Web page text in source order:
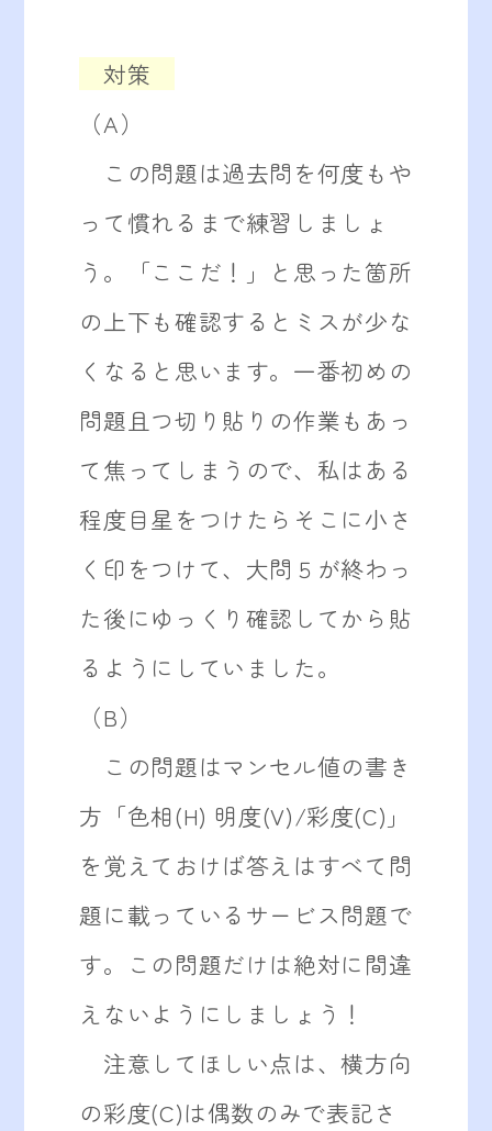
対策
（A）
この問題は過去問を何度もや
って慣れるまで練習しましょ
う。「ここだ！」と思った箇所
の上下も確認するとミスが少な
くなると思います。一番初めの
問題且つ切り貼りの作業もあっ
て焦ってしまうので、私はある
程度目星をつけたらそこに小さ
く印をつけて、大問５が終わっ
た後にゆっくり確認してから貼
るようにしていました。
（B）
この問題はマンセル値の書き
方「色相(H) 明度(V)/彩度(C)」
を覚えておけば答えはすべて問
題に載っているサービス問題で
す。この問題だけは絶対に間違
えないようにしましょう！
注意してほしい点は、横方向
の彩度(C)は偶数のみで表記さ